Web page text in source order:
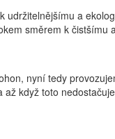
a
směrem k
nyní tedy
když toto